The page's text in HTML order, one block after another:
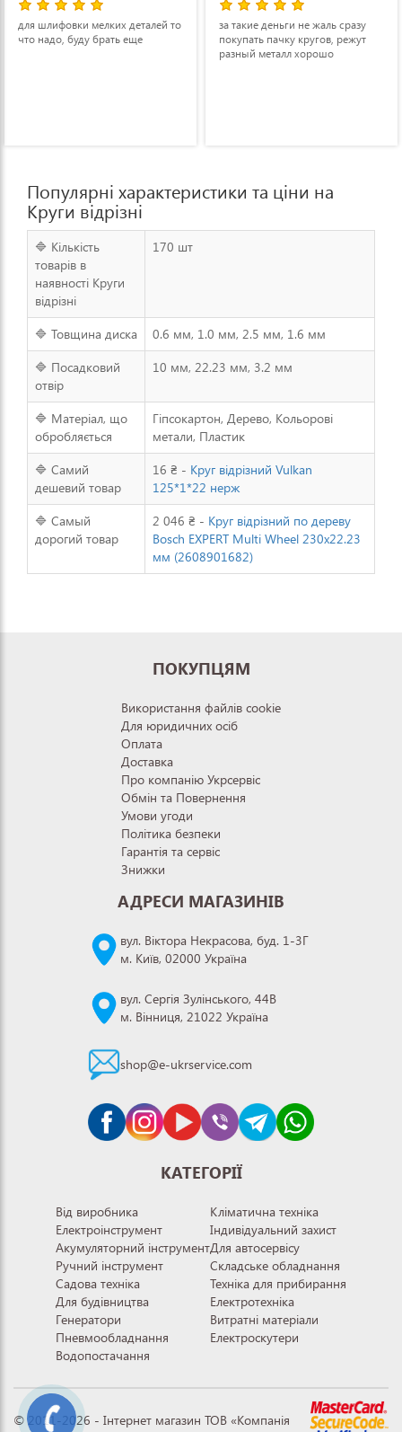
для шлифовки мелких деталей то
что надо, буду брать еще
за такие деньги не жаль сразу
покупать пачку кругов, режут
разный металл хорошо
Популярні характеристики та ціни на
Круги відрізні
🔷 Кількість
товарів в
наявності Круги
відрізні
170 шт
🔷 Товщина диска
0.6 мм, 1.0 мм, 2.5 мм, 1.6 мм
🔷 Посадковий
отвір
10 мм, 22.23 мм, 3.2 мм
🔷 Матеріал, що
обробляється
Гіпсокартон, Дерево, Кольорові
метали, Пластик
🔷 Самий
дешевий товар
16 ₴ - Круг відрізний Vulkan
125*1*22 нерж
🔷 Самый
дорогий товар
2 046 ₴ - Круг відрізний по дереву
Bosch EXPERT Multi Wheel 230x22.23
мм (2608901682)
ПОКУПЦЯМ
Використання файлів cookie
Для юридичних осіб
Оплата
Доставка
Про компанію Укрсервіс
Обмін та Повернення
Умови угоди
Політика безпеки
Гарантія та сервіс
Знижки
АДРЕСИ МАГАЗИНІВ
вул. Віктора Некрасова, буд. 1-3Г
м. Київ, 02000 Україна
вул. Сергія Зулінського, 44В
м. Вінниця, 21022 Україна
shop@e-ukrservice.com
КАТЕГОРІЇ
Від виробника
Електроінструмент
Акумуляторний інструмент
Ручний інструмент
Садова техніка
Для будівництва
Генератори
Пневмообладнання
Водопостачання
Кліматична техніка
Індивідуальний захист
Для автосервісу
Складське обладнання
Техніка для прибирання
Електротехніка
Витратні матеріали
Електроскутери
© 2011-2026 - Інтернет магазин ТОВ «Компанія